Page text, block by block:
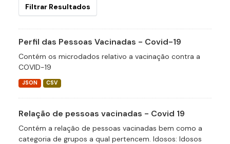
Filtrar Resultados
Perfil das Pessoas Vacinadas - Covid-19
Contém os microdados relativo a vacinação contra a
COVID-19
JSON CSV
Relação de pessoas vacinadas - Covid 19
Contém a relação de pessoas vacinadas bem como a
categoria de grupos a qual pertencem. Idosos: Idosos